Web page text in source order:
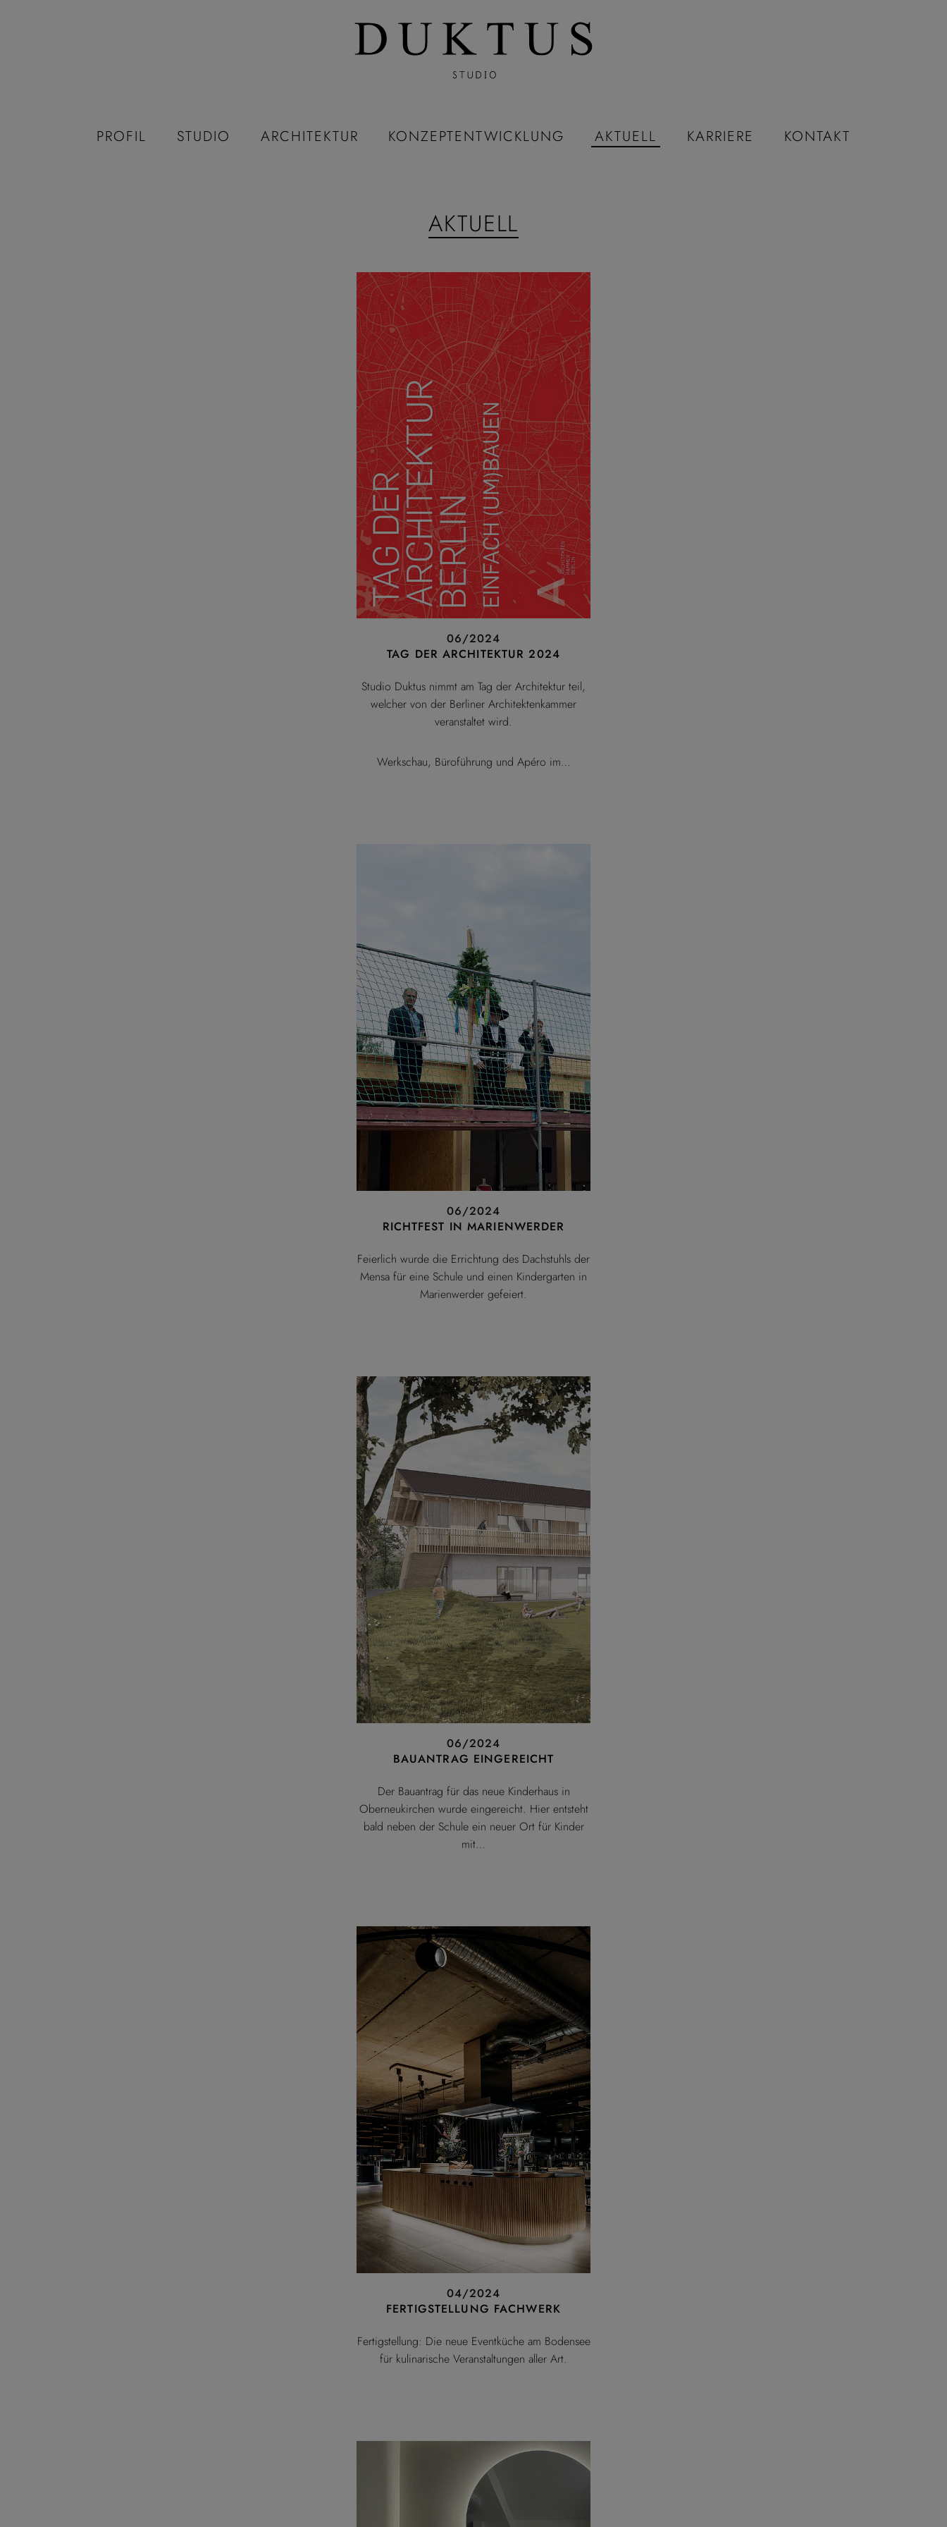
PROFIL STUDIO ARCHITEKTUR KONZEPTENTWICKLUNG AKTUELL KARRIERE KONTAKT
AKTUELL
06/2024
TAG DER ARCHITEKTUR 2024
Studio Duktus nimmt am Tag der Architektur teil,
welcher von der Berliner Architektenkammer
veranstaltet wird.
Werkschau, Büroführung und Apéro im…
06/2024
RICHTFEST IN MARIENWERDER
Feierlich wurde die Errichtung des Dachstuhls der
Mensa für eine Schule und einen Kindergarten in
Marienwerder gefeiert.
06/2024
BAUANTRAG EINGEREICHT
Der Bauantrag für das neue Kinderhaus in
Oberneukirchen wurde eingereicht. Hier entsteht
bald neben der Schule ein neuer Ort für Kinder
mit…
04/2024
FERTIGSTELLUNG FACHWERK
Fertigstellung: Die neue Eventküche am Bodensee
für kulinarische Veranstaltungen aller Art.